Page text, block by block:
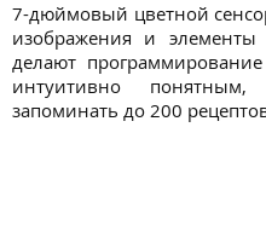
7-дюймовый цветной
изображения и элементы
делают
интуитивно понятным,
запоминать до 200